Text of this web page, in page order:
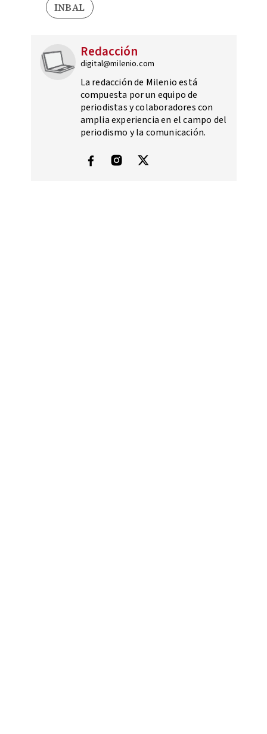
INBAL
Redacción
digital@milenio.com
La redacción de Milenio está
compuesta por un equipo de
periodistas y colaboradores con
amplia experiencia en el campo del
periodismo y la comunicación.